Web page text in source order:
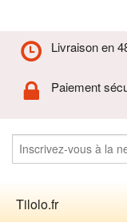
Livraison en
Paiement
Tilolo.fr